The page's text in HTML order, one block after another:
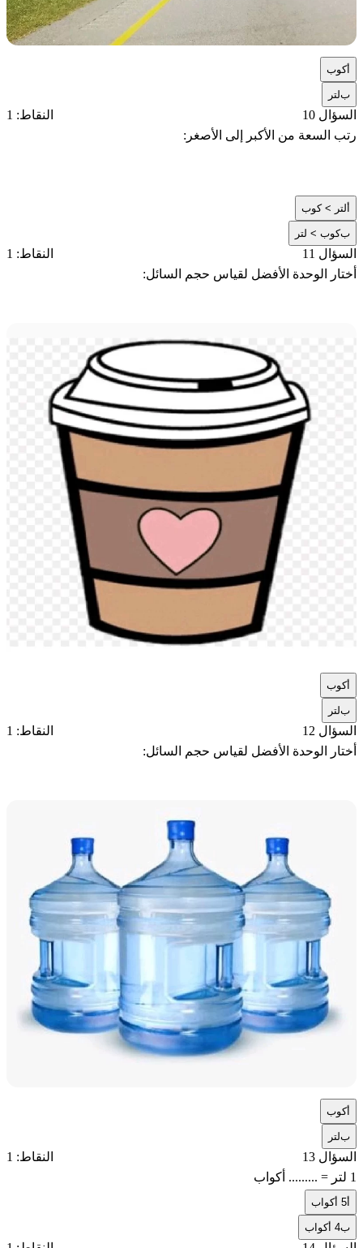
كوب
بلتر
السؤال 10
النقاط: 1
رتب السعة من الأكبر إلى الأصغر:
لتر > كوب
بكوب > لتر
السؤال 11
النقاط: 1
أختار الوحدة الأفضل لقياس حجم السائل:
كوب
بلتر
السؤال 12
النقاط: 1
أختار الوحدة الأفضل لقياس حجم السائل:
كوب
بلتر
السؤال 13
النقاط: 1
5 أكواب
ب4 أكواب